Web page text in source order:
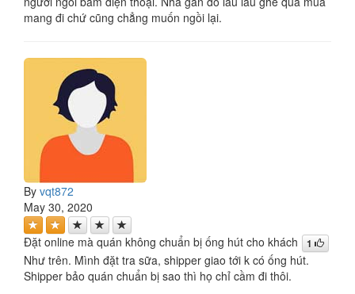
mang đi chứ cũng chẳng muốn ngồi lại.
By vqt872
May 30, 2020
Đặt online mà quán không chuẩn bị ống hút cho khách 1
Như trên. Mình đặt tra sữa, shipper giao tới k có ống hút.
Shipper bảo quán chuẩn bị sao thì họ chỉ cầm đi thôi.